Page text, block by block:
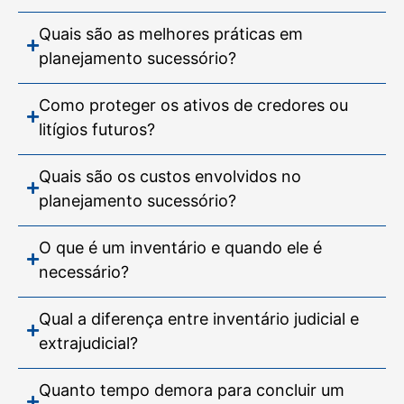
Quais são as melhores práticas em
planejamento sucessório?
Como proteger os ativos de credores ou
litígios futuros?
Quais são os custos envolvidos no
planejamento sucessório?
O que é um inventário e quando ele é
necessário?
Qual a diferença entre inventário judicial e
extrajudicial?
Quanto tempo demora para concluir um